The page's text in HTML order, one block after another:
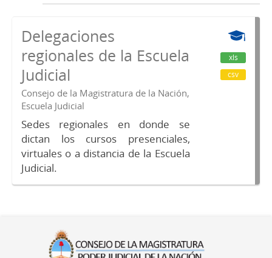
Delegaciones
regionales de la Escuela
Judicial
Consejo de la Magistratura de la Nación,
Escuela Judicial
Sedes regionales en donde se
dictan los cursos presenciales,
virtuales o a distancia de la Escuela
Judicial.
xls
csv